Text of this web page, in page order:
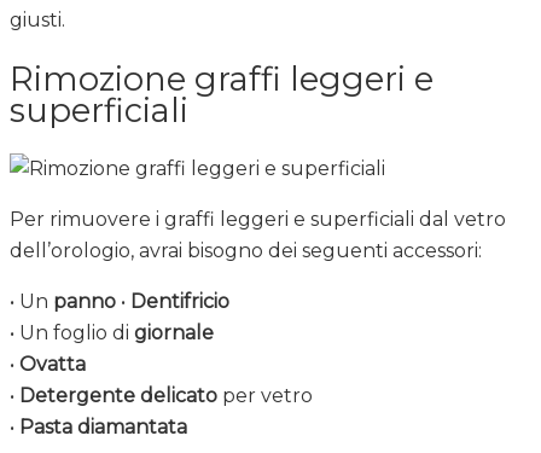
giusti.
Rimozione graffi leggeri e
superficiali
Per rimuovere i graffi leggeri e superficiali dal vetro
dell’orologio, avrai bisogno dei seguenti accessori:
• Un panno • Dentifricio
• Un foglio di giornale
• Ovatta
• Detergente delicato per vetro
• Pasta diamantata